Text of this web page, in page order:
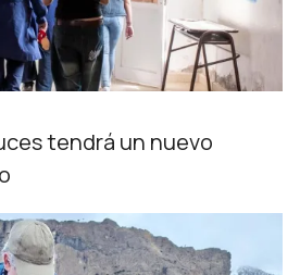
tendrá un nuevo